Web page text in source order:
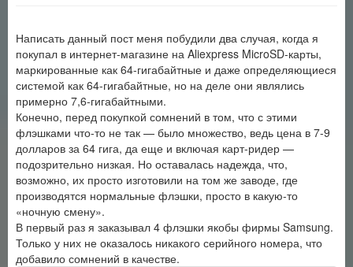
Написать данный пост меня побудили два случая, когда я
покупал в интернет-магазине на Aliexpress MicroSD-карты,
маркированные как 64-гигабайтные и даже определяющиеся
системой как 64-гигабайтные, но на деле они являлись
примерно 7,6-гигабайтными.
Конечно, перед покупкой сомнений в том, что с этими
флэшками что-то не так — было множество, ведь цена в 7-9
долларов за 64 гига, да еще и включая карт-ридер —
подозрительно низкая. Но оставалась надежда, что,
возможно, их просто изготовили на том же заводе, где
производятся нормальные флэшки, просто в какую-то
«ночную смену».
В первый раз я заказывал 4 флэшки якобы фирмы Samsung.
Только у них не оказалось никакого серийного номера, что
добавило сомнений в качестве.